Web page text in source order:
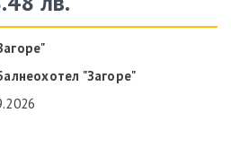
"Загоре"